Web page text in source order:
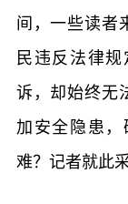
间，一些读者
民违反法律
诉，却始终无
加安全隐患
难？记者就此